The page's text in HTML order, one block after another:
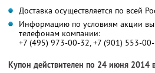
Доставка осуществляется по всей
Информацию по условиям акции вы
телефонам компании:
+7 (495) 973-00-32, +7 (901) 553-
Купон действителен по 24 июня 2014